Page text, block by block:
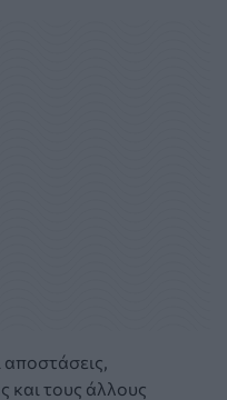
αποστάσεις,
και τους άλλους